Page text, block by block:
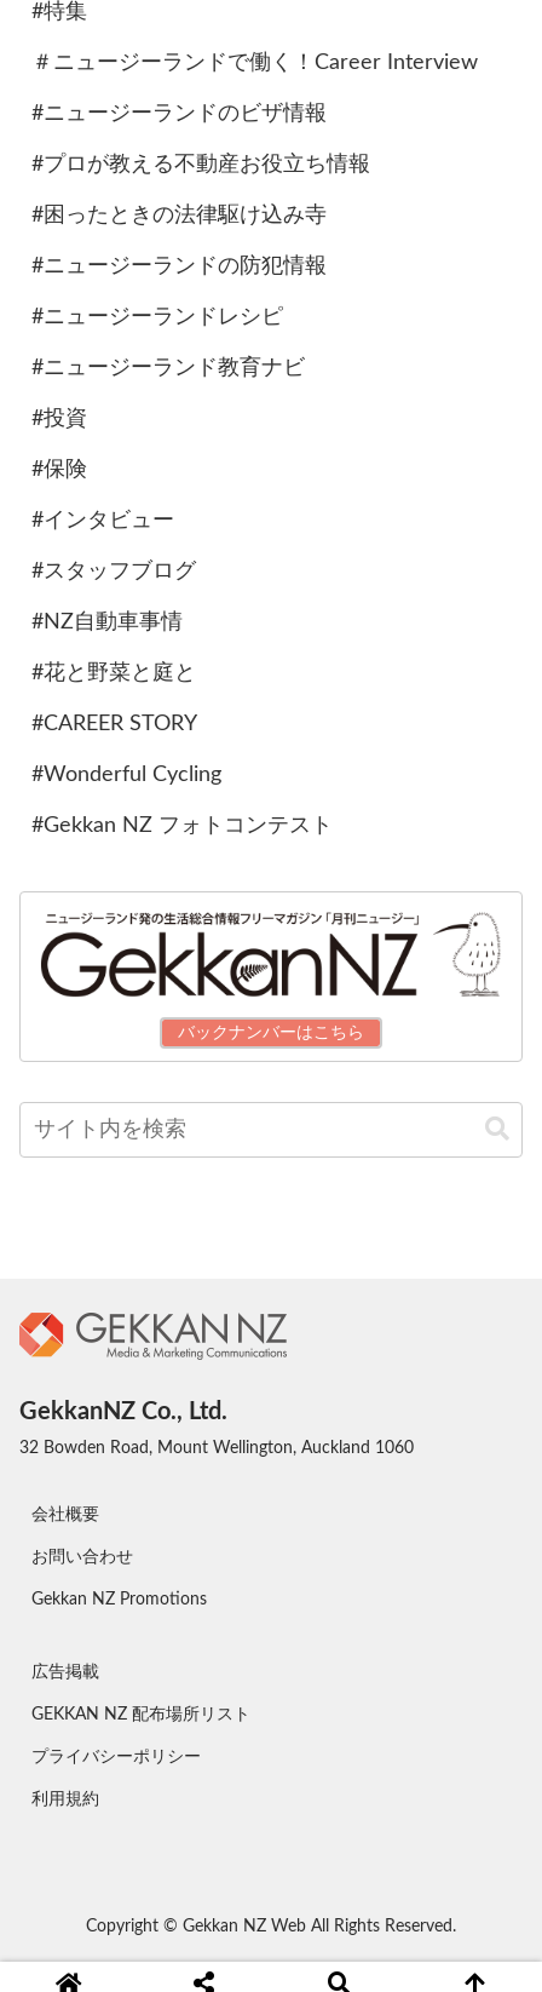
#特集
＃ニュージーランドで働く！Career Interview
#ニュージーランドのビザ情報
#プロが教える不動産お役立ち情報
#困ったときの法律駆け込み寺
#ニュージーランドの防犯情報
#ニュージーランドレシピ
#ニュージーランド教育ナビ
#投資
#保険
#インタビュー
#スタッフブログ
#NZ自動車事情
#花と野菜と庭と
#CAREER STORY
#Wonderful Cycling
#Gekkan NZ フォトコンテスト
バックナンバーはこちら
GekkanNZ Co., Ltd.
32 Bowden Road, Mount Wellington, Auckland 1060
会社概要
お問い合わせ
Gekkan NZ Promotions
広告掲載
GEKKAN NZ 配布場所リスト
プライバシーポリシー
利用規約
Copyright © Gekkan NZ Web All Rights Reserved.